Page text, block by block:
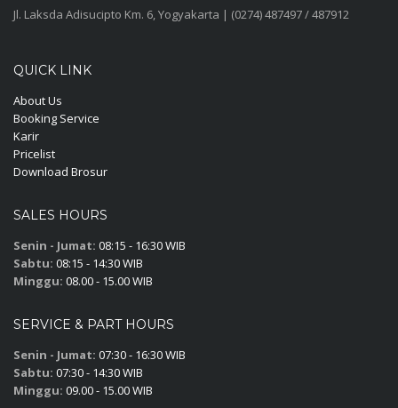
Jl. Laksda Adisucipto Km. 6, Yogyakarta | (0274) 487497 / 487912
QUICK LINK
About Us
Booking Service
Karir
Pricelist
Download Brosur
SALES HOURS
Senin - Jumat: 08:15 - 16:30 WIB
Sabtu: 08:15 - 14:30 WIB
Minggu: 08.00 - 15.00 WIB
SERVICE & PART HOURS
Senin - Jumat: 07:30 - 16:30 WIB
Sabtu: 07:30 - 14:30 WIB
Minggu: 09.00 - 15.00 WIB